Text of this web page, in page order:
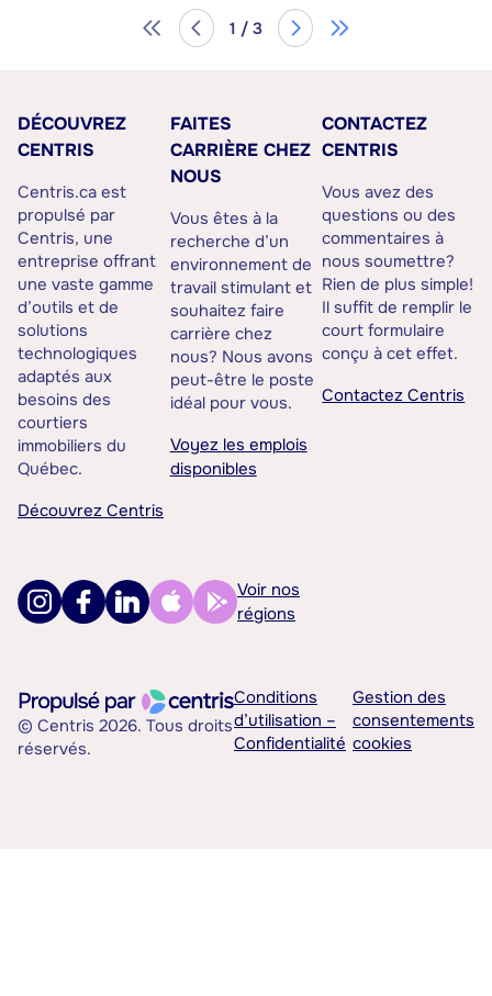
1 / 3
DÉCOUVREZ
CENTRIS
Centris.ca est
propulsé par
Centris, une
entreprise offrant
une vaste gamme
d’outils et de
solutions
technologiques
adaptés aux
besoins des
courtiers
immobiliers du
Québec.
Découvrez Centris
FAITES
CARRIÈRE CHEZ
NOUS
Vous êtes à la
recherche d’un
environnement de
travail stimulant et
souhaitez faire
carrière chez
nous? Nous avons
peut-être le poste
idéal pour vous.
Voyez les emplois
disponibles
CONTACTEZ
CENTRIS
Vous avez des
questions ou des
commentaires à
nous soumettre?
Rien de plus simple!
Il suffit de remplir le
court formulaire
conçu à cet effet.
Contactez Centris
Voir nos
régions
© Centris 2026. Tous droits
réservés.
Conditions
d’utilisation –
Confidentialité
Gestion des
consentements
cookies